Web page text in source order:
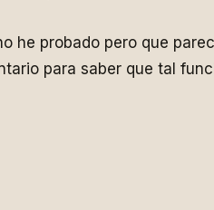
he probado pero que
para saber que tal